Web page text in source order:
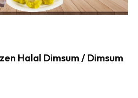
Halal Dimsum / Dimsum